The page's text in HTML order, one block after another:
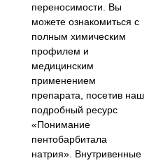
переносимости. Вы
можете ознакомиться с
полным химическим
профилем и
медицинским
применением
препарата, посетив наш
подробный ресурс
«Понимание
пентобарбитала
натрия». Внутривенные